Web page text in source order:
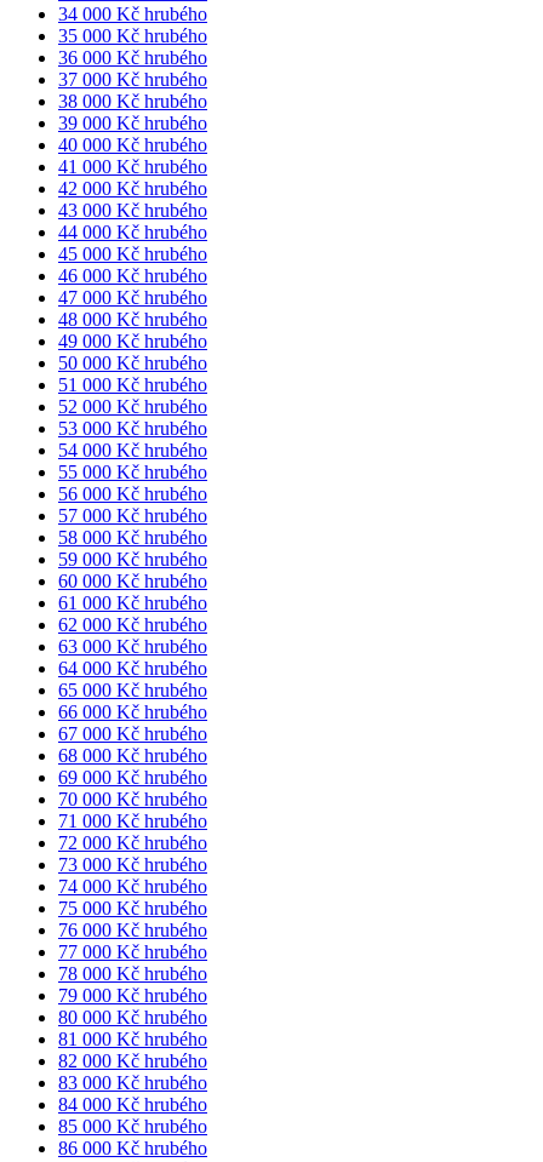
34 000 Kč hrubého
35 000 Kč hrubého
36 000 Kč hrubého
37 000 Kč hrubého
38 000 Kč hrubého
39 000 Kč hrubého
40 000 Kč hrubého
41 000 Kč hrubého
42 000 Kč hrubého
43 000 Kč hrubého
44 000 Kč hrubého
45 000 Kč hrubého
46 000 Kč hrubého
47 000 Kč hrubého
48 000 Kč hrubého
49 000 Kč hrubého
50 000 Kč hrubého
51 000 Kč hrubého
52 000 Kč hrubého
53 000 Kč hrubého
54 000 Kč hrubého
55 000 Kč hrubého
56 000 Kč hrubého
57 000 Kč hrubého
58 000 Kč hrubého
59 000 Kč hrubého
60 000 Kč hrubého
61 000 Kč hrubého
62 000 Kč hrubého
63 000 Kč hrubého
64 000 Kč hrubého
65 000 Kč hrubého
66 000 Kč hrubého
67 000 Kč hrubého
68 000 Kč hrubého
69 000 Kč hrubého
70 000 Kč hrubého
71 000 Kč hrubého
72 000 Kč hrubého
73 000 Kč hrubého
74 000 Kč hrubého
75 000 Kč hrubého
76 000 Kč hrubého
77 000 Kč hrubého
78 000 Kč hrubého
79 000 Kč hrubého
80 000 Kč hrubého
81 000 Kč hrubého
82 000 Kč hrubého
83 000 Kč hrubého
84 000 Kč hrubého
85 000 Kč hrubého
86 000 Kč hrubého